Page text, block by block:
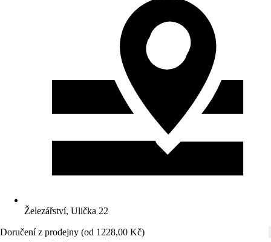
Železářství, Ulička 22
Doručení z prodejny (od 1228,00 Kč)